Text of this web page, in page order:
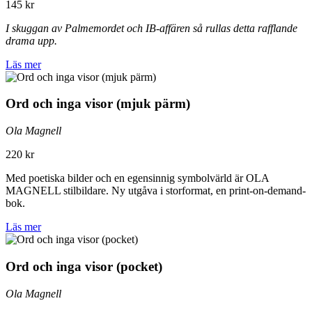
145 kr
I skuggan av Palmemordet och IB-affären så rullas detta rafflande
drama upp.
Läs mer
Ord och inga visor (mjuk pärm)
Ola Magnell
220 kr
Med poetiska bilder och en egensinnig symbolvärld är OLA
MAGNELL stilbildare. Ny utgåva i storformat, en print-on-demand-
bok.
Läs mer
Ord och inga visor (pocket)
Ola Magnell